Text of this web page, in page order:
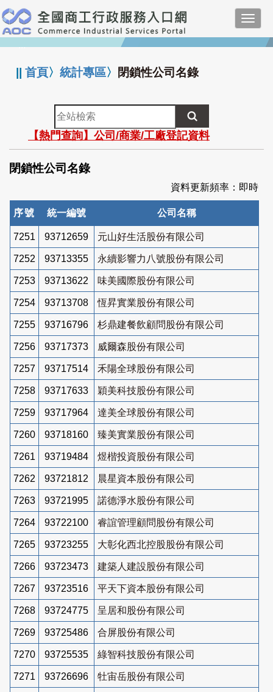
跳
到
主
要
:::
||首頁〉統計專區〉 閉鎖性公司名錄
全
站
檢
索
【熱門查詢】公司/商業/工廠登記資料
閉鎖性公司名錄
資料更新頻率：即時
序號 統一編號 公司名稱
7251 93712659 元山好生活股份有限公司
7252 93713355 永續影響力八號股份有限公司
7253 93713622 味美國際股份有限公司
7254 93713708 恆昇實業股份有限公司
7255 93716796 杉鼎建餐飲顧問股份有限公司
7256 93717373 威爾森股份有限公司
7257 93717514 禾陽全球股份有限公司
7258 93717633 穎美科技股份有限公司
7259 93717964 達美全球股份有限公司
7260 93718160 臻美實業股份有限公司
7261 93719484 煜楷投資股份有限公司
7262 93721812 晨星資本股份有限公司
7263 93721995 諾德淨水股份有限公司
7264 93722100 睿誼管理顧問股份有限公司
7265 93723255 大彰化西北控股股份有限公司
7266 93723473 建築人建設股份有限公司
7267 93723516 平天下資本股份有限公司
7268 93724775 呈居和股份有限公司
7269 93725486 合屏股份有限公司
7270 93725535 綠智科技股份有限公司
7271 93726696 牡宙岳股份有限公司